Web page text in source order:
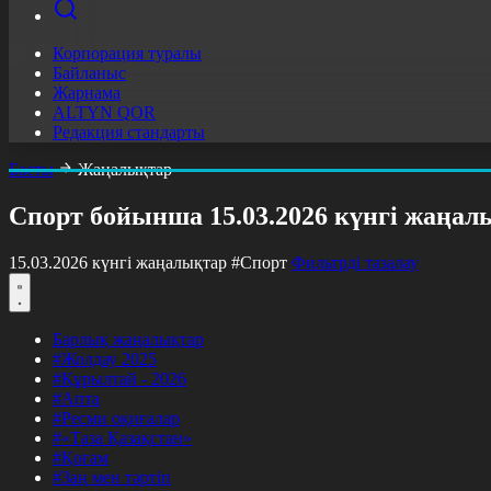
Корпорация туралы
Байланыс
Жарнама
ALTYN QOR
Редакция стандарты
Басты
Жаңалықтар
Спорт бойынша 15.03.2026 күнгі
15.03.2026 күнгі жаңалықтар #Спорт Фильтрді тазалау
Барлық жаңалықтар
#Жолдау 2025
#Құрылтай - 2026
#Апта
#Ресми оқиғалар
#«Таза Қазақстан»
#Қоғам
#Заң мен тәртіп